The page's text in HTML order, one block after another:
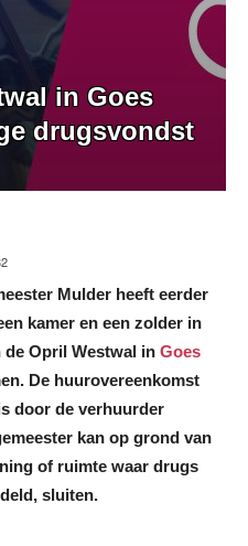
in Goes
drugsvondst
Mulder heeft eerder
kamer en een zolder in
de Opril Westwal in Goes
De huurovereenkomst
door de verhuurder
kan op grond van
of ruimte waar drugs
sluiten.